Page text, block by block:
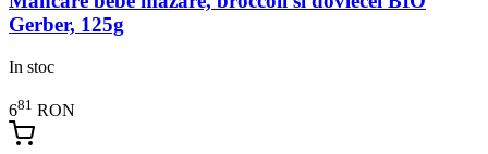
Gerber, 125g
In stoc
681 RON